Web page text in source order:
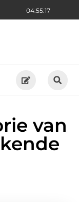
04:55:18
van